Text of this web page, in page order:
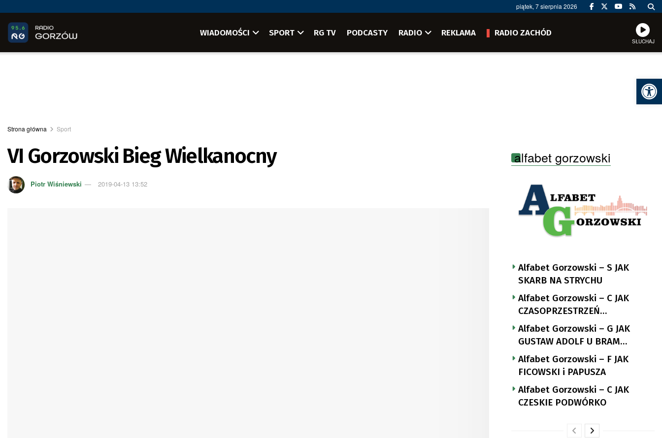
piątek, 7 sierpnia 2026
WIADOMOŚCI SPORT RG TV PODCASTY RADIO REKLAMA RADIO ZACHÓD
SŁUCHAJ
Strona główna Sport
VI Gorzowski Bieg Wielkanocny
Piotr Wiśniewski 2019-04-13 13:52
alfabet gorzowski
Alfabet Gorzowski – S JAK
SKARB NA STRYCHU
Alfabet Gorzowski – C JAK
CZASOPRZESTRZEŃ
NUTTGENSA
Alfabet Gorzowski – G JAK
GUSTAW ADOLF U BRAM
LANDSBERGA
Alfabet Gorzowski – F JAK
FICOWSKI i PAPUSZA
Alfabet Gorzowski – C JAK
CZESKIE PODWÓRKO